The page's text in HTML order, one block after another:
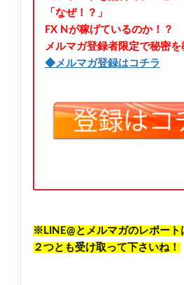
「なぜ！？」
FX Nが稼げているのか！？
メルマガ登録者限定で秘密を
◆メルマガ登録はコチラ
※LINE@とメルマガのレポート
２つとも受け取って下さいね！